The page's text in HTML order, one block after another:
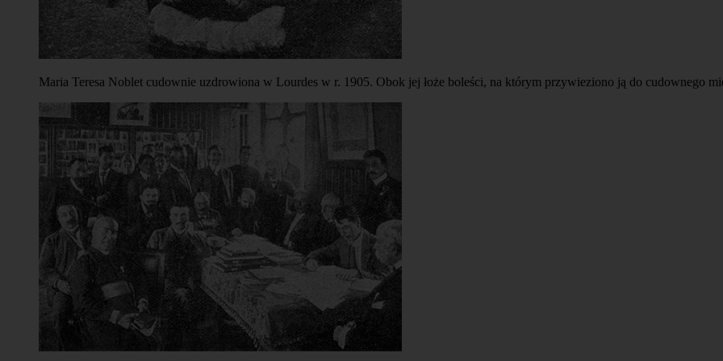
Maria Teresa Noblet cudownie uzdrowiona w Lourdes w r. 1905. Obok jej łoże boleści, na którym przywieziono ją do cudownego